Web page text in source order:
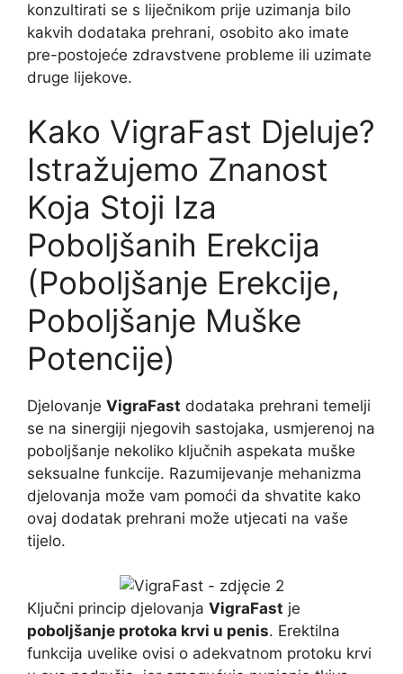
konzultirati se s liječnikom prije uzimanja bilo
kakvih dodataka prehrani, osobito ako imate
pre-postojeće zdravstvene probleme ili uzimate
druge lijekove.
Kako VigraFast Djeluje?
Istražujemo Znanost
Koja Stoji Iza
Poboljšanih Erekcija
(Poboljšanje Erekcije,
Poboljšanje Muške
Potencije)
Djelovanje VigraFast dodataka prehrani temelji
se na sinergiji njegovih sastojaka, usmjerenoj na
poboljšanje nekoliko ključnih aspekata muške
seksualne funkcije. Razumijevanje mehanizma
djelovanja može vam pomoći da shvatite kako
ovaj dodatak prehrani može utjecati na vaše
tijelo.
Ključni princip djelovanja VigraFast je
poboljšanje protoka krvi u penis. Erektilna
funkcija uvelike ovisi o adekvatnom protoku krvi